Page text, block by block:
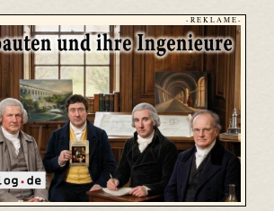
- R E K L A M E -